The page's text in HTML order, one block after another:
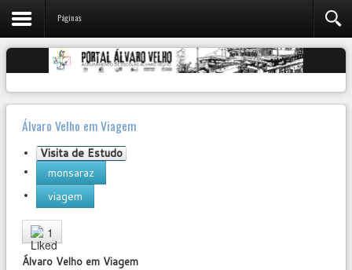
Páginas
Álvaro Velho em Viagem
Visita de Estudo
monsaraz
viagem
Rating:1
Álvaro Velho em Viagem